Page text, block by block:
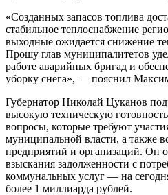
«Созданных запасов топлива
стабильное теплоснабжение
выходные ожидается снижение
Прошу глав муниципалитетов
работе аварийных бригад и
уборку снега», — пояснил
Губернатор Николай Цуканов
высокую техническую
вопросы, которые требуют
муниципальной власти, а также
предприятий и организаций. Он
взыскания задолженности с
коммунальных услуг — на
более 1 миллиарда рублей.